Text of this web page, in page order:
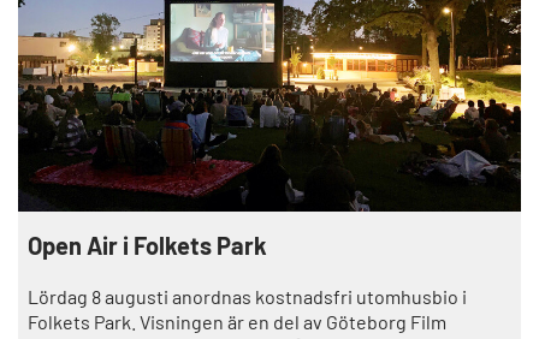
Open Air i Folkets Park
Lördag 8 augusti anordnas kostnadsfri utomhusbio i
Folkets Park. Visningen är en del av Göteborg Film